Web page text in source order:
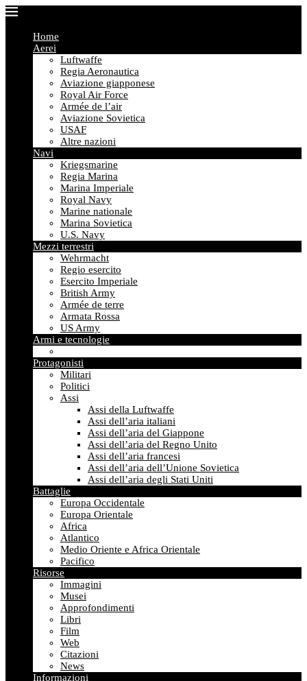
Home
Aerei
Luftwaffe
Regia Aeronautica
Aviazione giapponese
Royal Air Force
Armée de l’air
Aviazione Sovietica
USAF
Altre nazioni
Navi
Kriegsmarine
Regia Marina
Marina Imperiale
Royal Navy
Marine nationale
Marina Sovietica
U.S. Navy
Mezzi terrestri
Wehrmacht
Regio esercito
Esercito Imperiale
British Army
Armée de terre
Armata Rossa
US Army
Armi e tecnologie
Protagonisti
Militari
Politici
Assi
Assi della Luftwaffe
Assi dell’aria italiani
Assi dell’aria del Giappone
Assi dell’aria del Regno Unito
Assi dell’aria francesi
Assi dell’aria dell’Unione Sovietica
Assi dell’aria degli Stati Uniti
Battaglie
Europa Occidentale
Europa Orientale
Africa
Atlantico
Medio Oriente e Africa Orientale
Pacifico
Risorse
Immagini
Musei
Approfondimenti
Libri
Film
Web
Citazioni
News
Informazioni